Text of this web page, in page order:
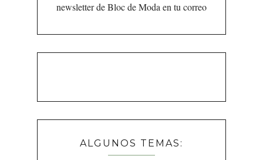
newsletter de Bloc de Moda en tu correo
ALGUNOS TEMAS: